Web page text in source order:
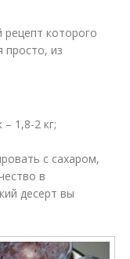
которого
просто, из
1,8-2 кг;
с сахаром,
в
десерт вы